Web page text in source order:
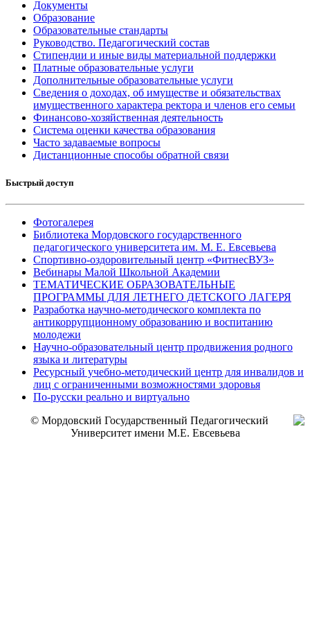
Документы
Образование
Образовательные стандарты
Руководство. Педагогический состав
Стипендии и иные виды материальной поддержки
Платные образовательные услуги
Дополнительные образовательные услуги
Сведения о доходах, об имуществе и обязательствах
имущественного характера ректора и членов его семьи
Финансово-хозяйственная деятельность
Система оценки качества образования
Часто задаваемые вопросы
Дистанционные способы обратной связи
Быстрый доступ
Фотогалерея
Библиотека Мордовского государственного
педагогического университета им. М. Е. Евсевьева
Спортивно-оздоровительный центр «ФитнесВУЗ»
Вебинары Малой Школьной Академии
ТЕМАТИЧЕСКИЕ ОБРАЗОВАТЕЛЬНЫЕ
ПРОГРАММЫ ДЛЯ ЛЕТНЕГО ДЕТСКОГО ЛАГЕРЯ
Разработка научно-методического комплекта по
антикоррупционному образованию и воспитанию
молодежи
Научно-образовательный центр продвижения родного
языка и литературы
Ресурсный учебно-методический центр для инвалидов и
лиц с ограниченными возможностями здоровья
По-русски реально и виртуально
© Мордовский Государственный Педагогический
Университет имени М.Е. Евсевьева